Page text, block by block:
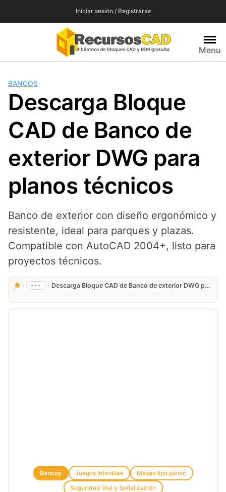
Iniciar sesión / Registrarse
Menu
BANCOS
Descarga Bloque
CAD de Banco de
exterior DWG para
planos técnicos
Banco de exterior con diseño ergonómico y
resistente, ideal para parques y plazas.
Compatible con AutoCAD 2004+, listo para
proyectos técnicos.
› ••• › Descarga Bloque CAD de Banco de exterior DWG para planos técnicos
Bancos Juegos Infantiles
Mesas tipo picnic
Seguridad Vial y Señalización